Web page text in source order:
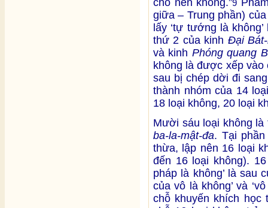
9
giữa – Trung phần)
lấy ‘tự tướng là
thứ 2 của kinh Đại
và kinh Phóng quang
không là được xếp vào
sau bị chép dời đi
thành nhóm của 14
18 loại không, 20 loại
Mười sáu loại không
ba-la-mật-đa. Tại
thừa, lập nên 16 loại
đến 16 loại không).
pháp là không’ là sau
của vô là không’ và
chỗ khuyến khích học